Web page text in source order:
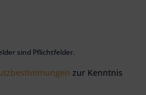
sind Pflichtfelder.
zur Kenntnis